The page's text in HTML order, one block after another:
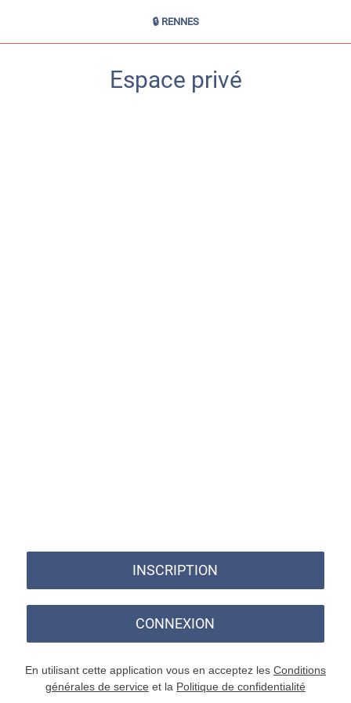
🔒 RENNES
Espace privé
INSCRIPTION
CONNEXION
En utilisant cette application vous en acceptez les Conditions
générales de service et la Politique de confidentialité